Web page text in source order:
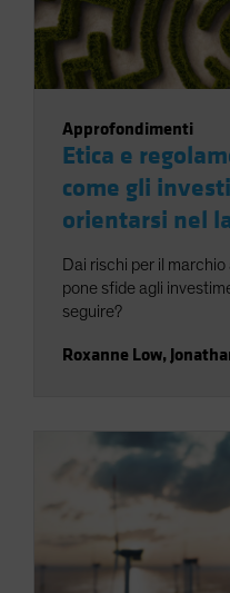
Approfondimenti
Etica e
come gli
orientarsi nel
Dai rischi per il
pone sfide agli
seguire?
Roxanne Low,